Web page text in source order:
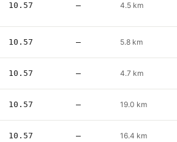
10.57 — 4.5 km
10.57 — 5.8 km
10.57 — 4.7 km
10.57 — 19.0 km
10.57 — 16.4 km